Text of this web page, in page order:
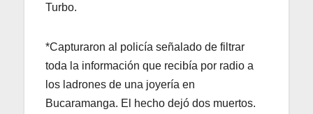
Turbo.
*Capturaron al policía señalado de filtrar
toda la información que recibía por radio a
los ladrones de una joyería en
Bucaramanga. El hecho dejó dos muertos.